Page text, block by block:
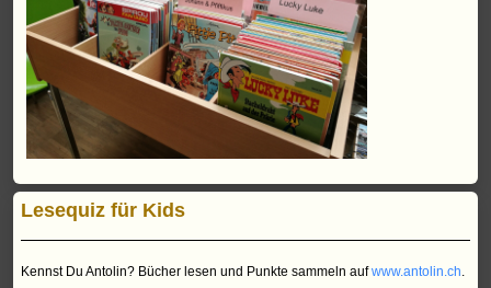
Lesequiz für Kids
Kennst Du Antolin? Bücher lesen und Punkte sammeln aufwww.antolin.ch